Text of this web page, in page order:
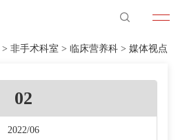
> 非手术科室 > 临床营养科 > 媒体视点
02
2022/06